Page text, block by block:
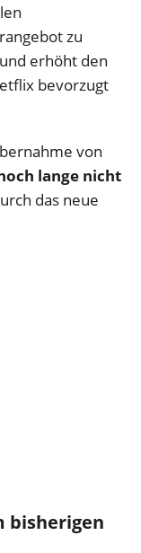
zu
erhöht den
bevorzugt
von
lange nicht
das neue
bisherigen